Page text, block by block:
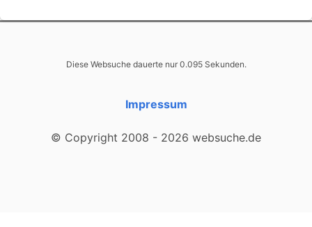
Diese Websuche dauerte nur 0.095 Sekunden.
Impressum
© Copyright 2008 - 2026 websuche.de